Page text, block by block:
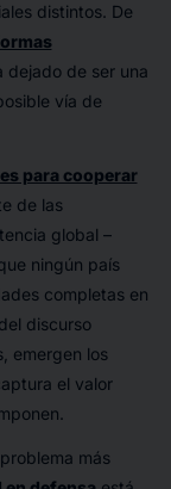
distintos. De
de ser una
vía de
para cooperar
de las
global –
ningún país
completas en
discurso
emergen los
el valor
más